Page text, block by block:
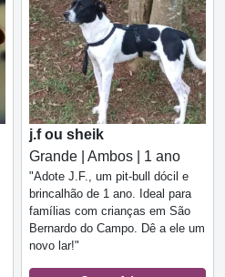
j.f ou sheik
Grande | Ambos | 1 ano
"Adote J.F., um pit-bull dócil e
brincalhão de 1 ano. Ideal para
famílias com crianças em São
Bernardo do Campo. Dê a ele um
novo lar!"